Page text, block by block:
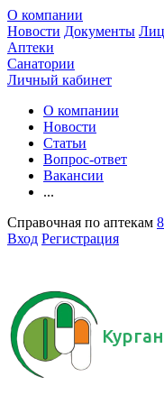
О компании
Новости Документы
Аптеки
Санатории
Личный кабинет
О компании
Новости
Статьи
Вопрос-ответ
Вакансии
...
Справочная по аптекам
Вход Регистрация